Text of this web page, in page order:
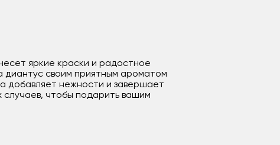
яркие краски и радостное
диантус своим приятным ароматом
добавляет нежности и завершает
чтобы подарить вашим